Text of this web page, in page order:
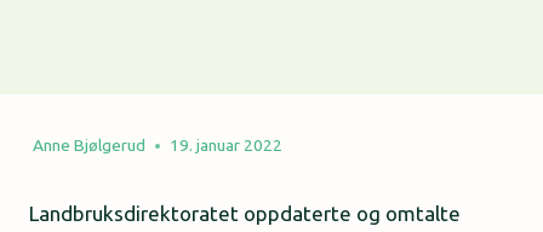
Anne Bjølgerud 19. januar 2022
Landbruksdirektoratet oppdaterte og omtalte